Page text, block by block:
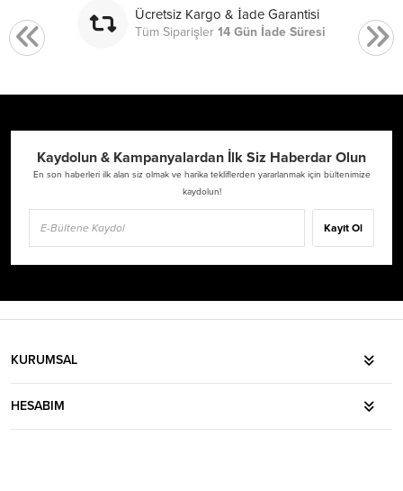
Ücretsiz Kargo & İade Garantisi
Tüm Siparişler14 Gün İade Süresi
Kaydolun & Kampanyalardan İlk Siz Haberdar Olun
En son haberleri ilk alan siz olmak ve harika tekliflerden yararlanmak için bültenimize
kaydolun!
Kayıt Ol
KURUMSAL
HESABIM